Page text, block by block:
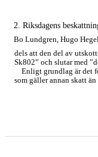
2. Riksdagens
Bo Lundgren, Hugo
dels att den del av
Sk802” och slutar med
Enligt grundlag är det
som gäller annan skatt